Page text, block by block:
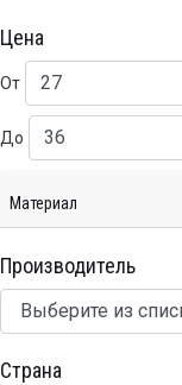
Цена
От
До
Материал
Производитель
Страна